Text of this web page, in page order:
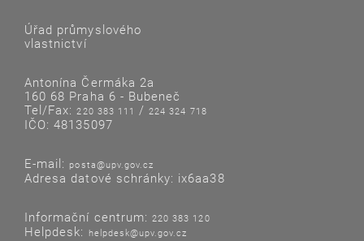
Úřad průmyslového
vlastnictví
Antonína Čermáka 2a
160 68 Praha 6 - Bubeneč
Tel/Fax:220 383 111 /224 324 718
IČO: 48135097
E-mail: posta@upv.gov.cz
Adresa datové schránky: ix6aa38
Informační centrum: 220 383 120
Helpdesk: helpdesk@upv.gov.cz